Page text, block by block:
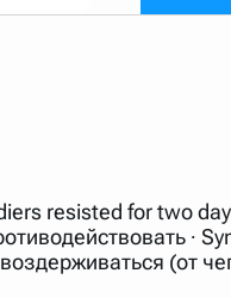
начальным буквам и
звёздочкой (*), а
запроса "Пушкин
"русский поэт 19
статью "Лермонтов" и не
Также можно
resisted for two
∙
(от